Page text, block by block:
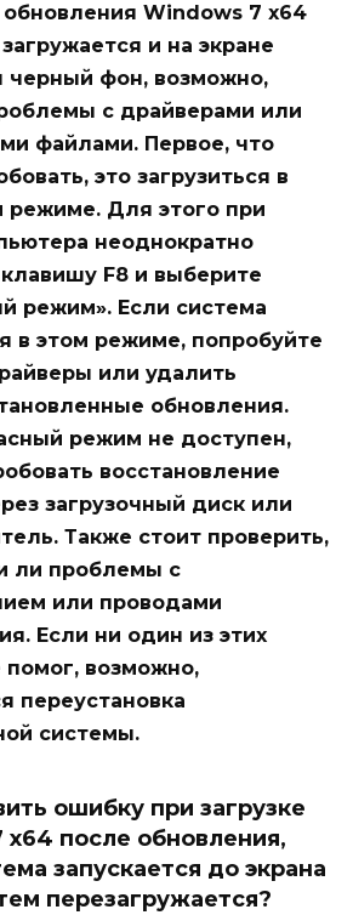
Windows 7 x64
и на экране
черный фон, возможно,
с драйверами или
файлами. Первое, что
это загрузиться в
режиме. Для этого при
неоднократно
F8 и выберите
режим». Если система
в этом режиме, попробуйте
или удалить
обновления.
режим не доступен,
восстановление
загрузочный диск или
Также стоит проверить,
ли проблемы с
или проводами
Если ни один из этих
возможно,
переустановка
системы.
ошибку при загрузке
после обновления,
запускается до экрана
перезагружается?